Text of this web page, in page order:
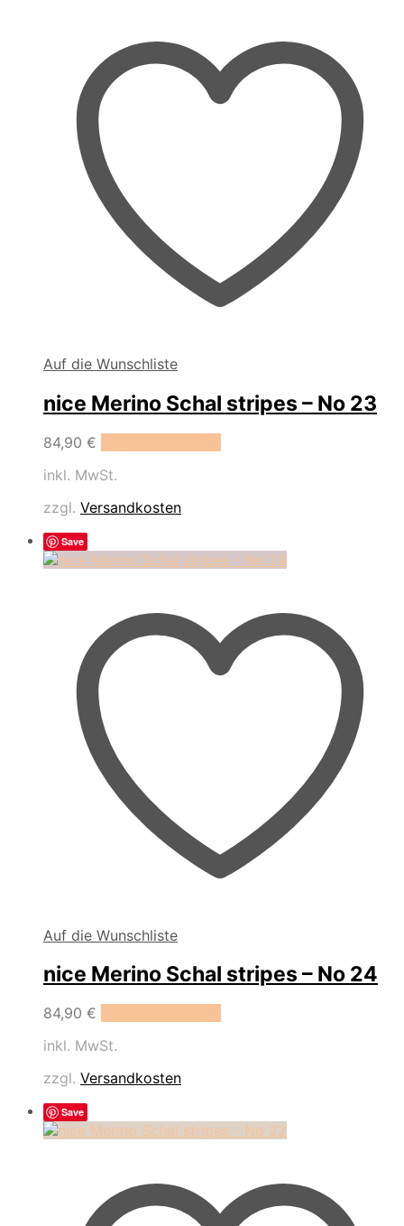
Auf die Wunschliste
nice Merino Schal stripes – No 23
84,90 €
inkl. MwSt.
zzgl. Versandkosten
Save
Auf die Wunschliste
nice Merino Schal stripes – No 24
84,90 €
inkl. MwSt.
zzgl. Versandkosten
Save